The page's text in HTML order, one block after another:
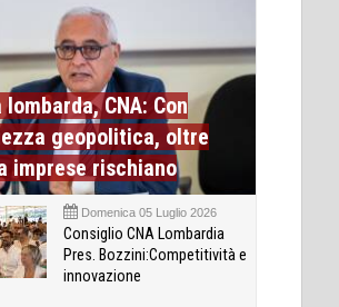
CNA: Con
geopolitica, oltre
imprese rischiano
Domenica 05 Luglio 2026
Consiglio CNA Lombardia
Pres. Bozzini:Competitività e
innovazione